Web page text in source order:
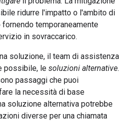
ridurre l'impatto o l'ambito di
temporaneamente
in sovraccarico.
soluzione, il team di assistenza
possibile, le soluzioni alternative.
passaggi che puoi
la necessità di base
soluzione alternativa potrebbe
diverse per una chiamata